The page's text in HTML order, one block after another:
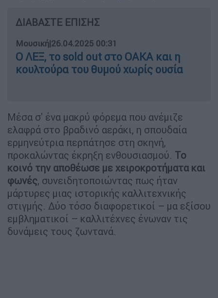
ΔΙΑΒΑΣΤΕ ΕΠΙΣΗΣ
Μουσική|26.04.2025 00:31
Ο ΛΕΞ, το sold out στο ΟΑΚΑ και η
κουλτούρα του θυμού χωρίς ουσία
Μέσα σ' ένα μακρύ φόρεμα που ανέμιζε
ελαφρά στο βραδινό αεράκι, η σπουδαία
ερμηνεύτρια περπάτησε στη σκηνή,
προκαλώντας έκρηξη ενθουσιασμού. Το
κοινό την αποθέωσε με χειροκροτήματα και
φωνές, συνειδητοποιώντας πως ήταν
μάρτυρες μιας ιστορικής καλλιτεχνικής
στιγμής. Δύο τόσο διαφορετικοί – μα εξίσου
εμβληματικοί – καλλιτέχνες ένωναν τις
δυνάμεις τους ζωντανά.